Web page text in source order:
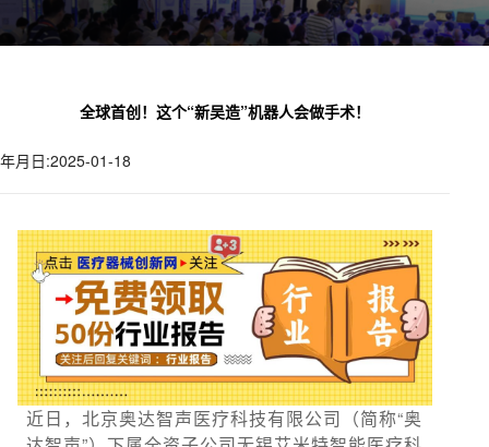
全球首创！这个“新吴造”机器人会做手术！
年月日:2025-01-18
近日，北京奥达智声医疗科技有限公司（简称“奥